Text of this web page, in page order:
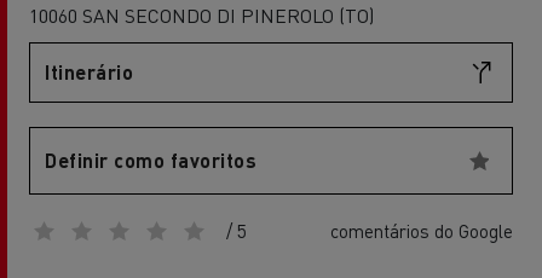
10060 SAN SECONDO DI PINEROLO (TO)
Itinerário
Definir como favoritos
/ 5 comentários do Google